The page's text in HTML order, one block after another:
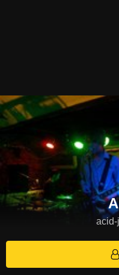
acid-